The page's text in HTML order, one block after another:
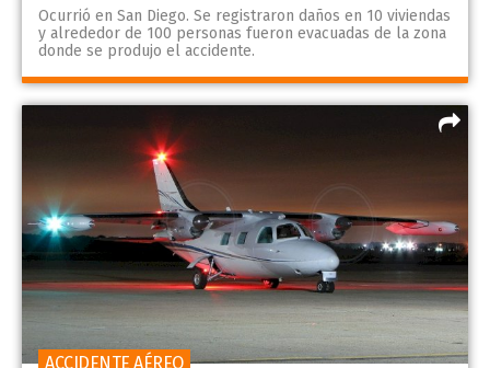
Ocurrió en San Diego. Se registraron daños en 10 viviendas
y alrededor de 100 personas fueron evacuadas de la zona
donde se produjo el accidente.
ACCIDENTE AÉREO